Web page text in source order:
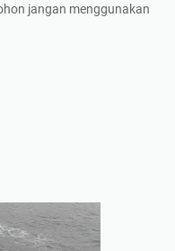
jangan menggunakan